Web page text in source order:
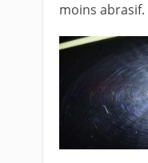
moins abrasif.